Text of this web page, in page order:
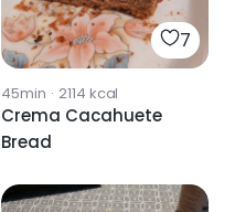
7
45min · 2114 kcal
Crema Cacahuete
Bread